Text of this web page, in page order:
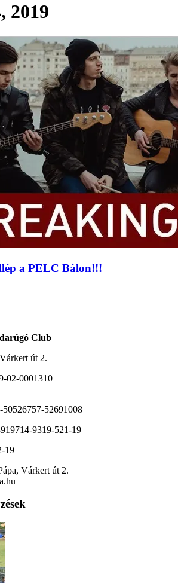
2019
a PELC Bálon!!!
Club
út 2.
02-0001310
52691008
9319-521-19
19
Várkert út 2.